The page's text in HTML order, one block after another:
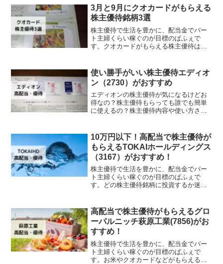
3月と9月にクオカードがもらえる
株主優待銘柄3選
株主優待で生活を豊かに、配当金でパー
ト主婦くらい稼ぐのが目標のぱふぇで
す。クオカードがもらえる株主優待はど
トやクオカードの活用法もわかります
よ。3月と9月の年2回クオカ...
使い勝手がいい株主優待エディオ
ン（2730）がおすすめ
エディオンの株主優待が気になるけどお
得なの？株主優待もらっても誰でも簡単
に使えるの？株主優待内容や使い方さえ
待利用例を交えながら、エディオンの株
主優待についてご紹介します。実際に株
を保有していて、株主優待でお得に買い
物しているので、株を買おうか迷ってい
る、使い勝手の良い株主優待を探してい
る人はぜひ参考にしてみてくださいね。
10万円以下！高配当で株主優待が
もらえるTOKAIホールディングス
（3167）がおすすめ！
株主優待で生活を豊かに、配当金でパー
ト主婦くらい稼ぐのが目標のぱふぇで
す。どの株主優待銘柄に投資するか迷っ
ら、TOKAIホールディングスがおすすめ
です。私は50銘柄以上...
高配当で株主優待がもらえるグロ
ーバルニッチ萩原工業(7856)がお
すすめ！
株主優待で生活を豊かに、配当金でパー
ト主婦くらい稼ぐのが目標のぱふぇで
す。お米やクオカードなどがもらえる萩